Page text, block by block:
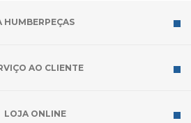
HUMBERPEÇAS
AO CLIENTE
LOJA ONLINE